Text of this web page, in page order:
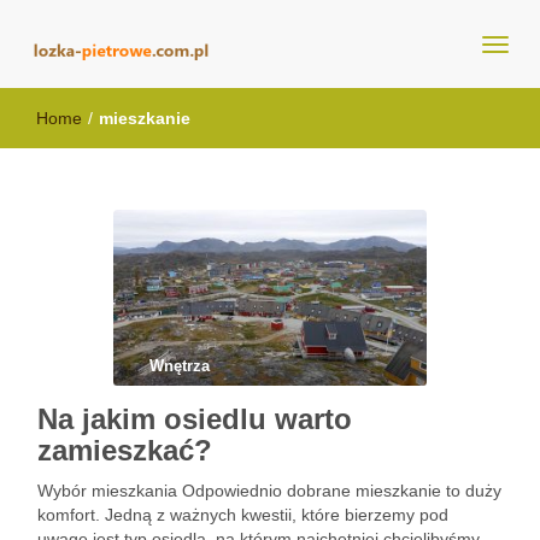
lozka-pietrowe.com.pl
Home / mieszkanie
Wnętrza
Na jakim osiedlu warto
zamieszkać?
Wybór mieszkania Odpowiednio dobrane mieszkanie to duży
komfort. Jedną z ważnych kwestii, które bierzemy pod